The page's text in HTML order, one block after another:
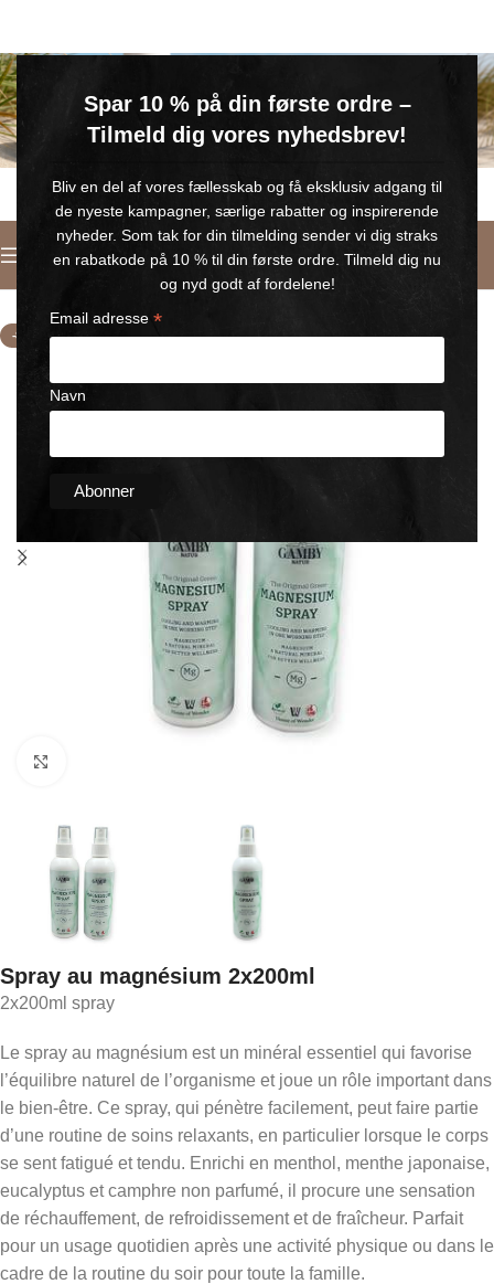
Spar 10 % på din første ordre –
Tilmeld dig vores nyhedsbrev!
Bliv en del af vores fællesskab og få eksklusiv adgang til
de nyeste kampagner, særlige rabatter og inspirerende
nyheder. Som tak for din tilmelding sender vi dig straks
en rabatkode på 10 % til din første ordre. Tilmeld dig nu
og nyd godt af fordelene!
Email adresse *
Navn
Køb for min. 600 kr.
🎁 Gælder til og med d. 9. august
Français
Accueil/Magnesium
-8%
Spray au magnésium 2x200ml
2x200ml spray
Le spray au magnésium est un minéral essentiel qui favorise
l’équilibre naturel de l’organisme et joue un rôle important dans
le bien-être. Ce spray, qui pénètre facilement, peut faire partie
d’une routine de soins relaxants, en particulier lorsque le corps
se sent fatigué et tendu. Enrichi en menthol, menthe japonaise,
eucalyptus et camphre non parfumé, il procure une sensation
de réchauffement, de refroidissement et de fraîcheur. Parfait
pour un usage quotidien après une activité physique ou dans le
cadre de la routine du soir pour toute la famille.